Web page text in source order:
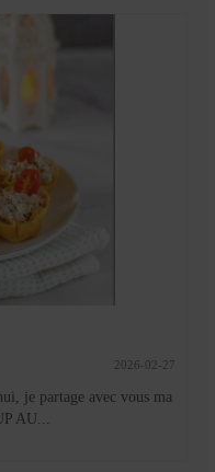
2026-02-27
je partage avec vous ma
AU...